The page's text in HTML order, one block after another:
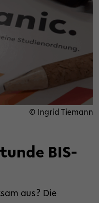
© Ingrid Tiemann
BIS-
aus? Die